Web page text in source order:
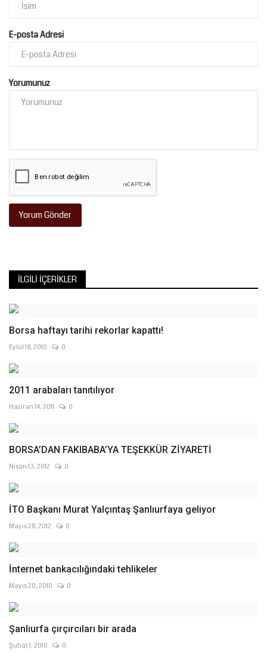
E-posta Adresi
Yorumunuz
Yorum Gönder
İLGILI İÇERIKLER
Borsa haftayı tarihi rekorlar kapattı!
Eylül 18, 2010 0
2011 arabaları tanıtılıyor
Haziran 14, 2011 0
BORSA’DAN FAKIBABA’YA TEŞEKKÜR ZİYARETİ
Nisan 13, 2012 0
İTO Başkanı Murat Yalçıntaş Şanlıurfaya geliyor
Mayıs 28, 2012 0
İnternet bankacılığındaki tehlikeler
Mayıs 20, 2010 0
Şanlıurfa çırçırcıları bir arada
Şubat 1, 2010 0